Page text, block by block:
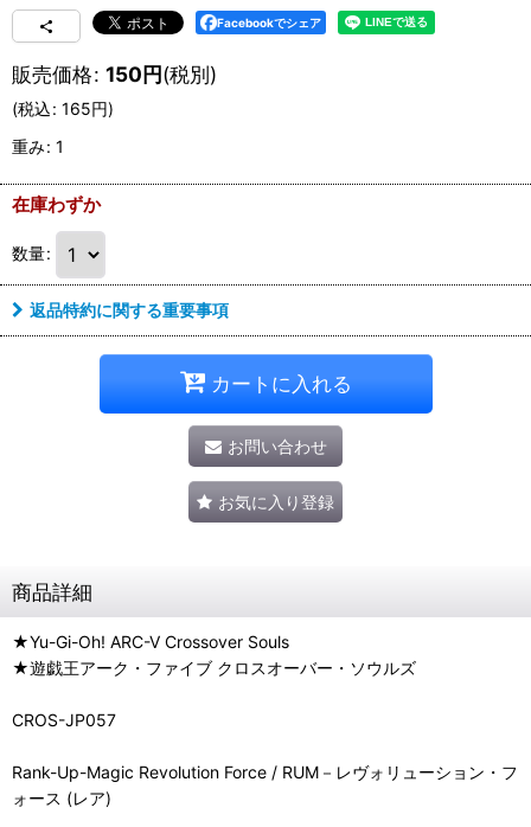
Facebookでシェア
販売価格: 150円(税別)
(税込: 165円)
重み: 1
在庫わずか
数量:
返品特約に関する重要事項
カートに入れる
お問い合わせ
お気に入り登録
商品詳細
★Yu-Gi-Oh! ARC-V Crossover Souls
★遊戯王アーク・ファイブ クロスオーバー・ソウルズ
CROS-JP057
Rank-Up-Magic Revolution Force / RUM－レヴォリューション・フ
ォース (レア)